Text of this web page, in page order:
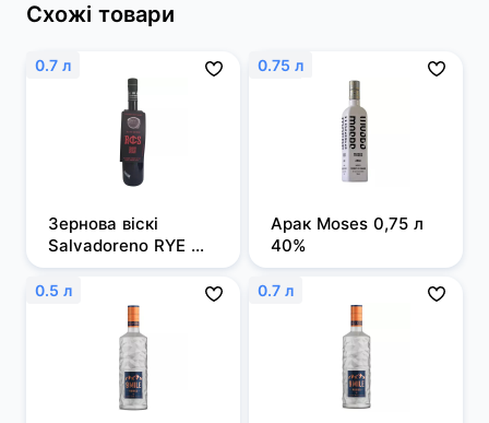
Схожі товари
0.7 л
Зернова віскі
Salvadoreno RYE
0,7л 50%
0.75 л
Арак Moses 0,75 л
40%
0.5 л 0.7 л